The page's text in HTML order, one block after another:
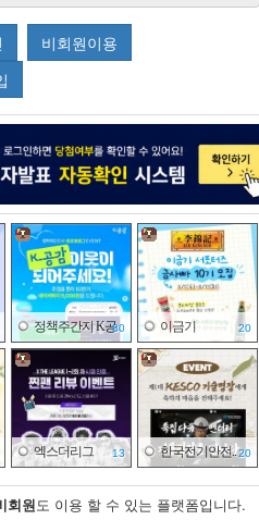
비회원이용
정책주간지 K공..80 이금기 20
엑스더리그 13 한국전기안전..20
회원도 이용 할 수 있는 플랫폼입니다.